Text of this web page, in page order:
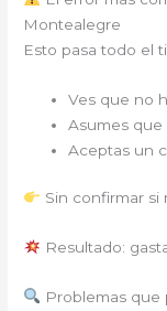
Montealegre
Esto pasa todo el
Ves que no
Asumes que
Aceptas un
Sin confirmar si
Resultado:
Problemas que